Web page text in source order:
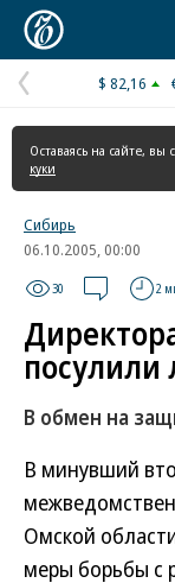
Предыдущая
страница
$ 82,16
Оставаясь на сайте, вы
куки
Сибирь
06.10.2005, 00:00
30 2
посулили
В обмен на
В минувший
Омской
меры борьбы с